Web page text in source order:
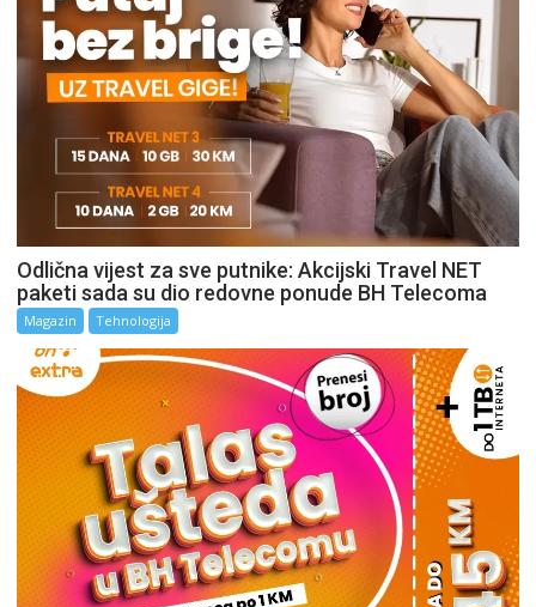
Odlična vijest za sve putnike: Akcijski Travel NET
paketi sada su dio redovne ponude BH Telecoma
Magazin Tehnologija